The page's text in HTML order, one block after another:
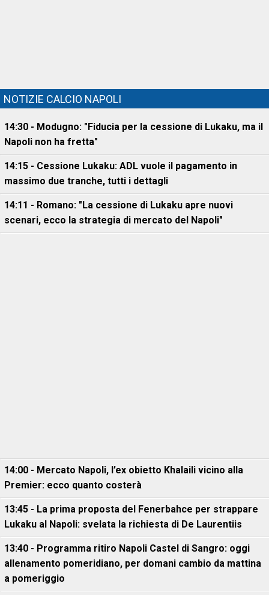
NOTIZIE CALCIO NAPOLI
14:30 - Modugno: "Fiducia per la cessione di Lukaku, ma il
Napoli non ha fretta"
14:15 - Cessione Lukaku: ADL vuole il pagamento in
massimo due tranche, tutti i dettagli
14:11 - Romano: "La cessione di Lukaku apre nuovi
scenari, ecco la strategia di mercato del Napoli"
14:00 - Mercato Napoli, l’ex obietto Khalaili vicino alla
Premier: ecco quanto costerà
13:45 - La prima proposta del Fenerbahce per strappare
Lukaku al Napoli: svelata la richiesta di De Laurentiis
13:40 - Programma ritiro Napoli Castel di Sangro: oggi
allenamento pomeridiano, per domani cambio da mattina
a pomeriggio